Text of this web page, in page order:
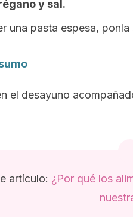
y sal.
una pasta espesa,
el desayuno
artículo: ¿Por qué los